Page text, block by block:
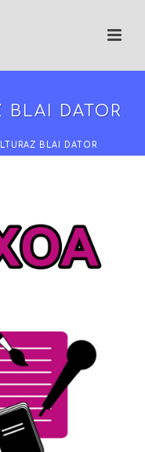
BLAI DATOR
BLAI DATOR